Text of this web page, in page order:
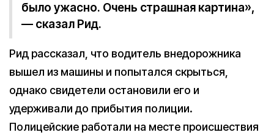
было ужасно. Очень страшная картина»,
— сказал Рид.
Рид рассказал, что водитель внедорожника
вышел из машины и попытался скрыться,
однако свидетели остановили его и
удерживали до прибытия полиции.
Полицейские работали на месте происшествия